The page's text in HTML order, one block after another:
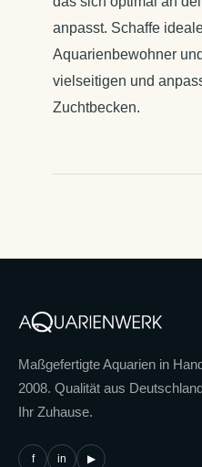
anpasst. Schaffe
Aquarienbewohner
vielseitigen und
Zuchtbecken.
Maßgefertigte Aquarien in
2008. Qualität aus
Ihr Zuhause.
f in ▶